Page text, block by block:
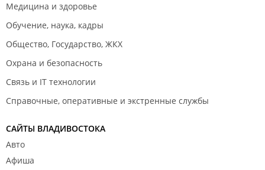
Медицина и здоровье
Обучение, наука, кадры
Общество, Государство, ЖКХ
Охрана и безопасность
Связь и IT технологии
Справочные, оперативные и экстренные службы
САЙТЫ ВЛАДИВОСТОКА
Авто
Афиша